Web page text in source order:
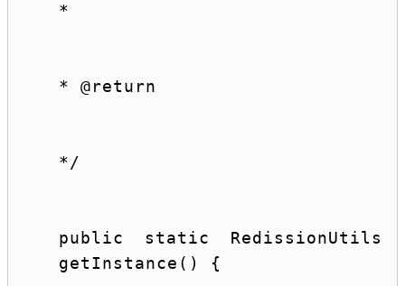
*
* @return
*/
public static RedissionUtils
getInstance() {